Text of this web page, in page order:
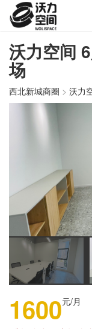
沃力空间
场
西北新城商圈 > 沃力
1600元/月